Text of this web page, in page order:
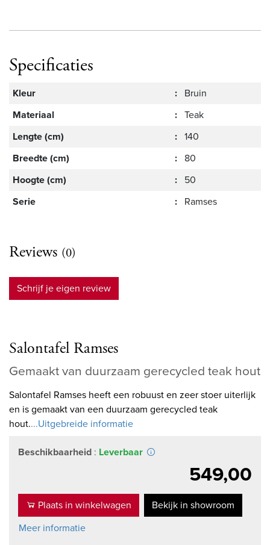
Specificaties
Kleur : Bruin
Materiaal
: Teak
Lengte (cm)
: 140
Breedte (cm)
: 80
Hoogte (cm)
: 50
Serie
: Ramses
Reviews (0)
Schrijf je eigen review
Salontafel Ramses
Gemaakt van duurzaam gerecycled teak hout
Salontafel Ramses heeft een robuust en zeer stoer uiterlijk
en is gemaakt van een duurzaam gerecycled teak
hout....Uitgebreide informatie
Beschikbaarheid : Leverbaar
549,00
Plaats in winkelwagen
Bekijk in showroom
Meer informatie